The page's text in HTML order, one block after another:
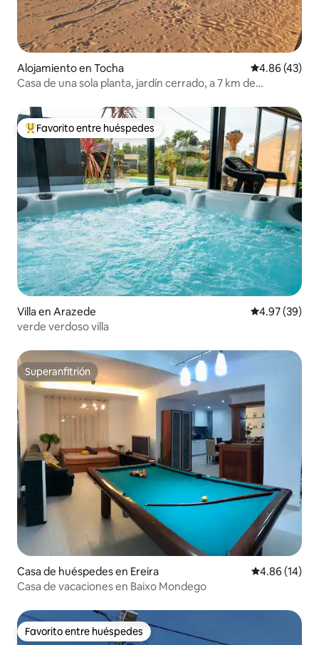
Alojamiento en Tocha Calificación
4.86 (43)
Casa de una sola planta, jardín cerrado, a 7 km de
Favorito entre huéspedes preferido
Favorito entre huéspedes
Villa en Arazede Calificación
4.97 (39)
verde verdoso villa
Superanfitrión
Superanfitrión
Casa de huéspedes en Ereira Calificación
4.86 (14)
Casa de vacaciones en Baixo Mondego
Favorito entre huéspedes
Favorito entre huéspedes